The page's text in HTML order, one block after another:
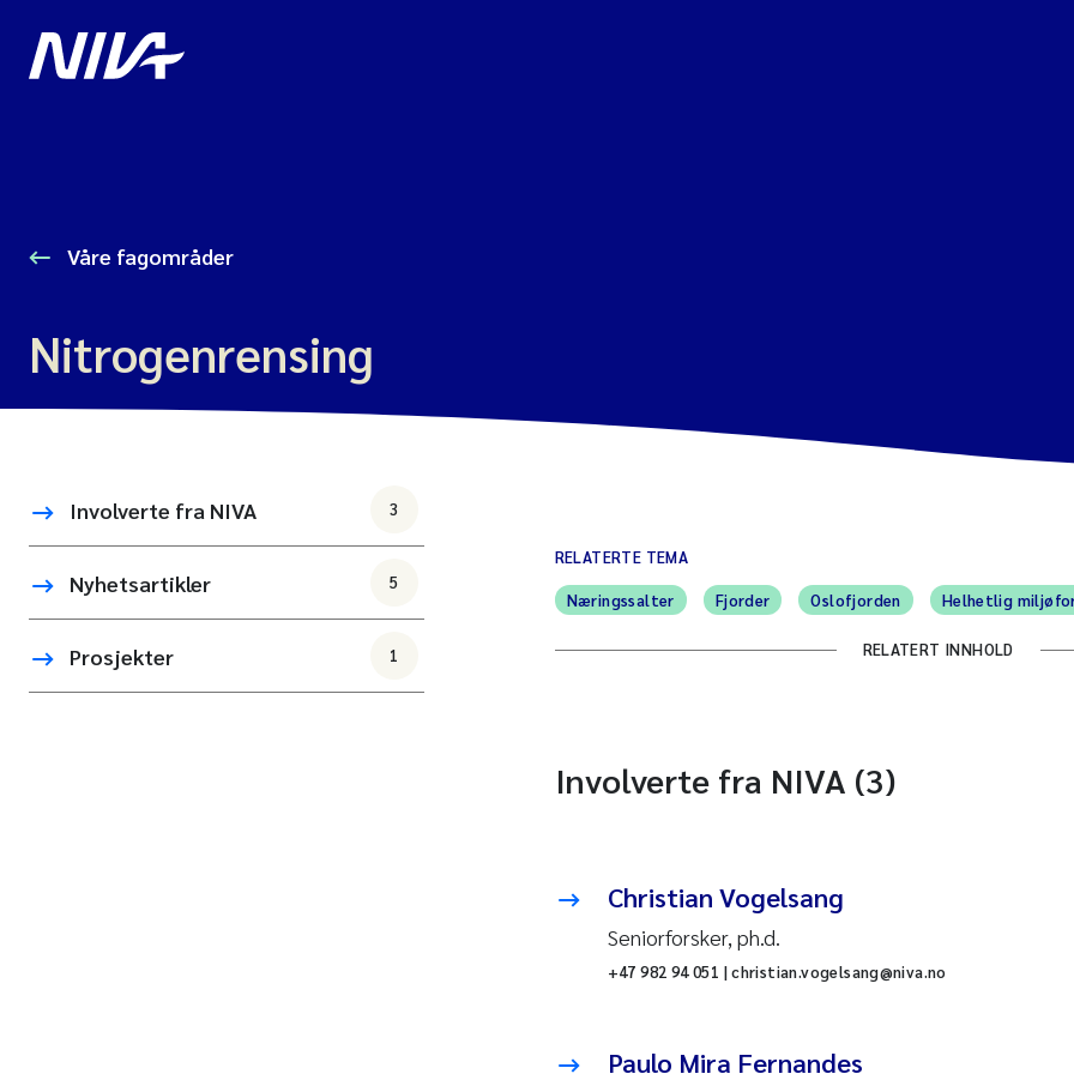
Våre fagområder
Nitrogenrensing
Involverte fra NIVA 3
Nyhetsartikler 5
Prosjekter 1
RELATERTE TEMA
Næringssalter Fjorder Oslofjorden Helhetlig
RELATERT INNHOLD
Involverte fra NIVA (3)
Christian Vogelsang
Seniorforsker, ph.d.
+47 982 94 051 | christian.vogelsang@niva.no
Paulo Mira Fernandes